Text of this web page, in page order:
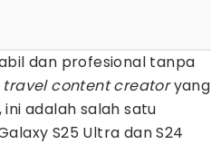
dan profesional tanpa
travel content creatoryang
adalah salah satu
S25 Ultra dan S24